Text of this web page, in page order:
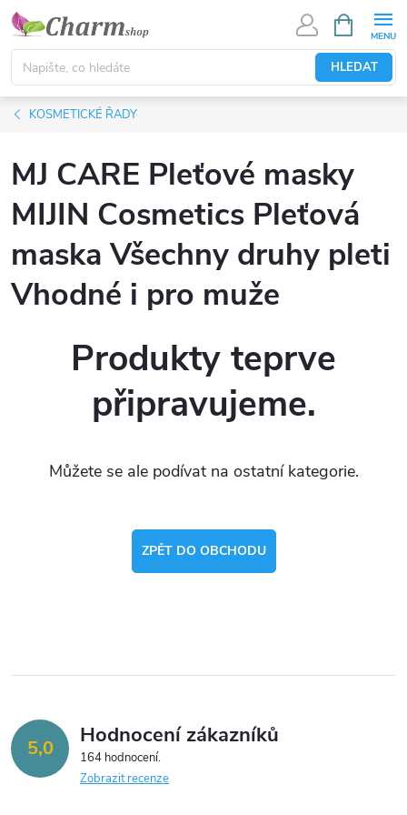
Přejít
obsah
HLEDAT
NÁKUPNÍ
KOŠÍK
KOSMETICKÉ ŘADY
MJ CARE Pleťové masky
MIJIN Cosmetics Pleťová
maska Všechny druhy pleti
Vhodné i pro muže
Produkty teprve
připravujeme.
Můžete se ale podívat na ostatní kategorie.
ZPĚT DO OBCHODU
5,0 Hodnocení zákazníků
164 hodnocení
Zobrazit recenze